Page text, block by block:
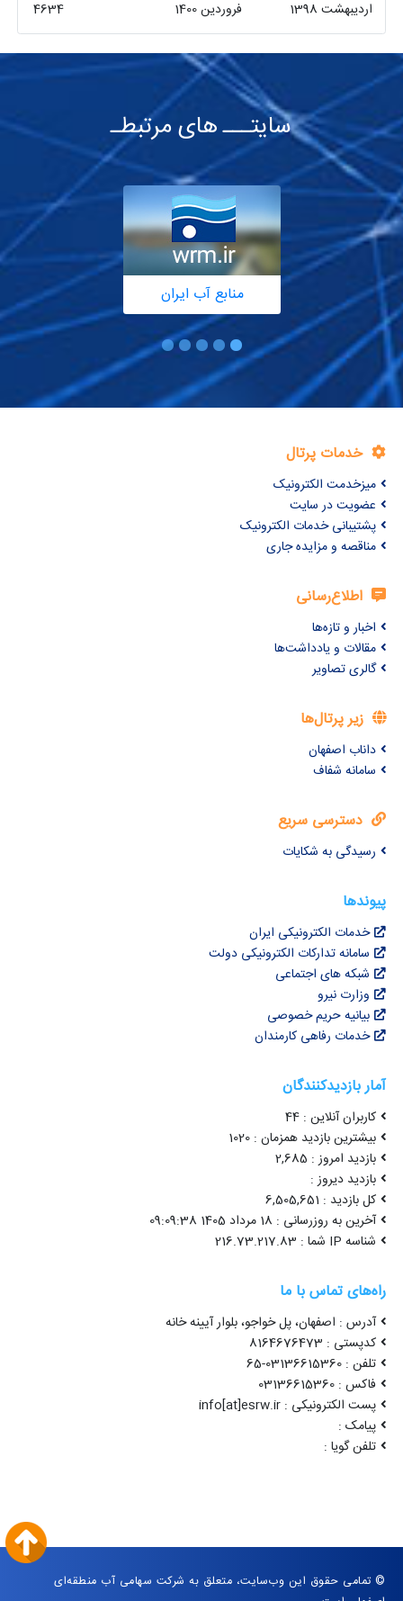
اردیبهشت 1398
فروردین 1400
4634
سایتـــ های مرتبطـ
منابع آب ایران
خدمات پرتال
میزخدمت الکترونیک
عضویت در سایت
پشتیبانی خدمات الکترونیک
مناقصه و مزایده جاری
اطلاع‌رسانی
اخبار و تازه‌ها
مقالات و یادداشت‌ها
گالری تصاویر
زیر پرتال‌ها
داناب اصفهان
سامانه شفاف
دسترسی سریع
رسیدگی به شکایات
پیوندها
خدمات الکترونیکی ایران
سامانه تدارکات الکترونیکی دولت
شبکه های اجتماعی
وزارت نیرو
بیانیه حریم خصوصی
خدمات رفاهی کارمندان
آمار بازدیدکنندگان
کاربران آنلاین : 44
بیشترین بازدید همزمان : 1020
بازدید امروز : 2,685
بازدید دیروز :
کل بازدید : 6,505,651
آخرین به روزرسانی : 18 مرداد 1405 09:09:38
شناسه IP شما : 216.73.217.83
راه‌های تماس با ما
آدرس : اصفهان، پل خواجو، بلوار آیینه خانه
کدپستی : 8164676473
تلفن : 03136615360-65
فاکس : 03136615360
پست الکترونیکی : info[at]esrw.ir
پیامک :
تلفن گویا :
© تمامی حقوق این وب‌سایت، متعلق به شرکت سهامی آب منطقه‌ای